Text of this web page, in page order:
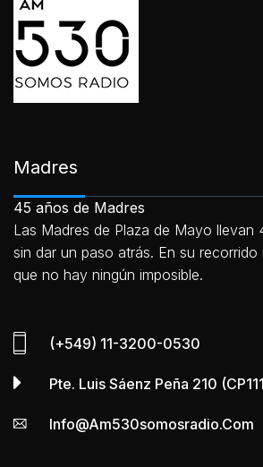
Madres
45 años de Madres
Las Madres de Plaza de Mayo llevan
sin dar un paso atrás. En su recorrido
que no hay ningún imposible.
(+549) 11-3200-0530
Pte. Luis Sáenz Peña 210
Info@am530somosradio.com